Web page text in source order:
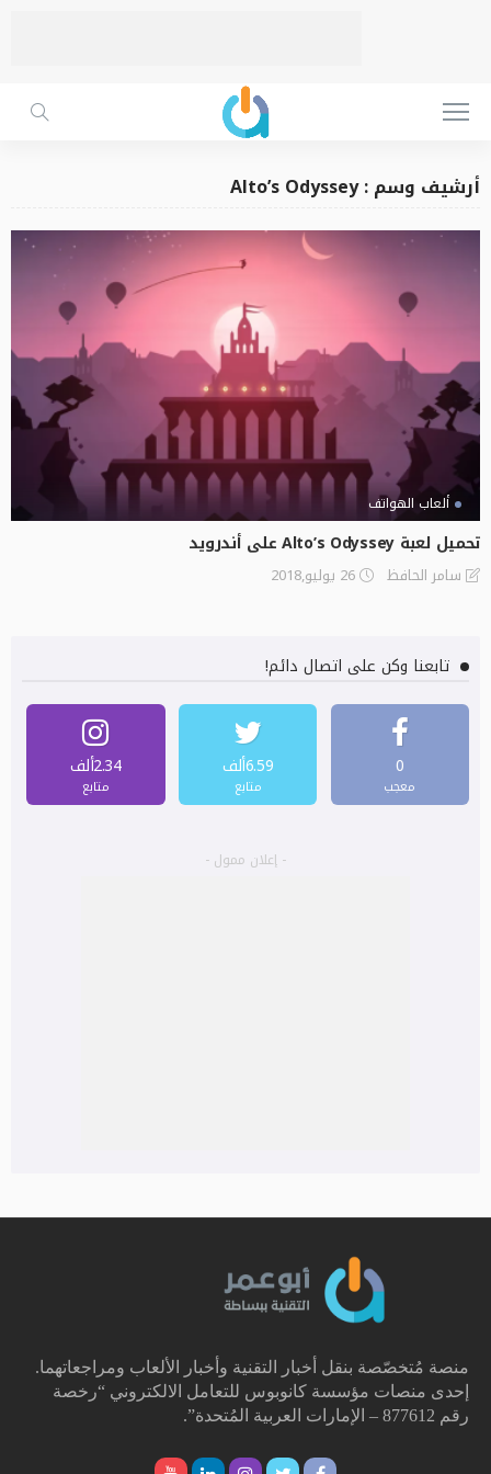
أرشيف وسم : Alto’s Odyssey
ألعاب الهواتف
تحميل لعبة Alto’s Odyssey‏ على أندرويد
سامر الحافظ 26 يوليو,2018
تابعنا وكن على اتصال دائم!
0
معجب
6.59ألف
متابع
2.34ألف
متابع
- إعلان ممول -
منصة مُتخصّصة بنقل أخبار التقنية وأخبار الألعاب ومراجعاتهما.
إحدى منصات مؤسسة كانوبوس للتعامل الالكتروني “رخصة
رقم 877612 – الإمارات العربية المُتحدة”.